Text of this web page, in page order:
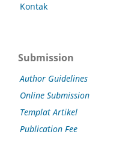
Kontak
Submission
Author Guidelines
Online Submission
Templat Artikel
Publication Fee